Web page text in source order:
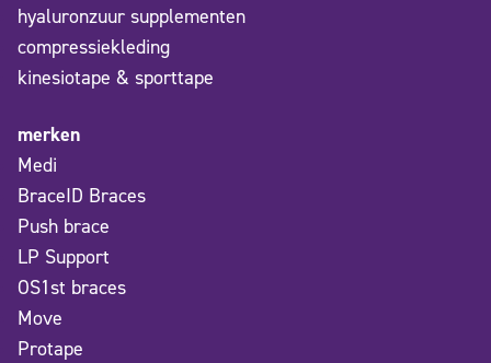
hyaluronzuur supplementen
compressiekleding
kinesiotape & sporttape
merken
Medi
BraceID Braces
Push brace
LP Support
OS1st braces
Move
Protape